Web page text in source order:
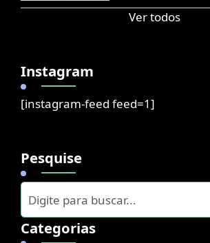
Ver todos
Instagram
[instagram-feed feed=1]
Pesquise
Categorias